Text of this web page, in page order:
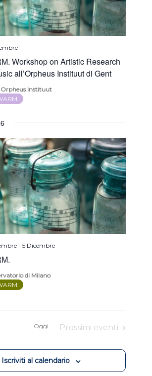
Workshop on Artistic Research
all’Orpheus Instituut di Gent
Orpheus Instituut
-5 Dicembre
di Milano
Oggi Prossimi eventi
Iscriviti al calendario